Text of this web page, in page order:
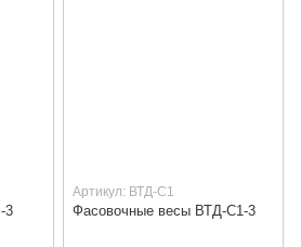
3
Артикул: ВТД-С1
Фасовочные весы ВТД-С1-3